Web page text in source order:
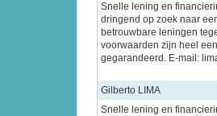
Snelle lening en
dringend op zoek naar
betrouwbare leningen
voorwaarden zijn heel
gegarandeerd. E-mail:
Gilberto LIMA
Snelle lening en